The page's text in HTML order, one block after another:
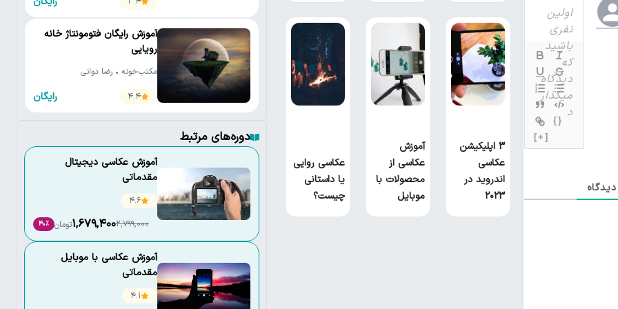
{}
[+]
دیدگاه
۳ اپلیکیشن
عکاسی
اندروید در
۲۰۲۳
آموزش
عکاسی از
محصولات با
موبایل
عکاسی روایی
یا داستانی
چیست؟
آموزش رایگان فتومونتاژ خانه
رویایی
مکتب‌خونه • رضا دوانی
4.4
رایگان
دوره‌های مرتبط
آموزش عکاسی دیجیتال
مقدماتی
4.6
2,799,000
1,679,400تومان 40٪
آموزش عکاسی با موبایل
مقدماتی
4.1